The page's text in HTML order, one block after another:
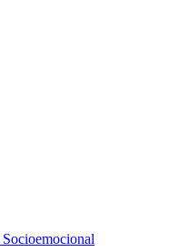
Socioemocional